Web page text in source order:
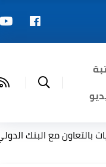
البنك الدولي